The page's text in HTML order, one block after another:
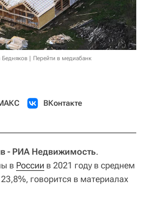
Перейти в медиабанк
ВКонтакте
- РИА Недвижимость.
в России в 2021 году в среднем
говорится в материалах